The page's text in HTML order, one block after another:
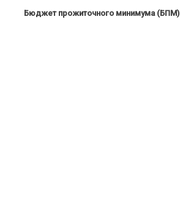
Бюджет прожиточного минимума (БПМ)